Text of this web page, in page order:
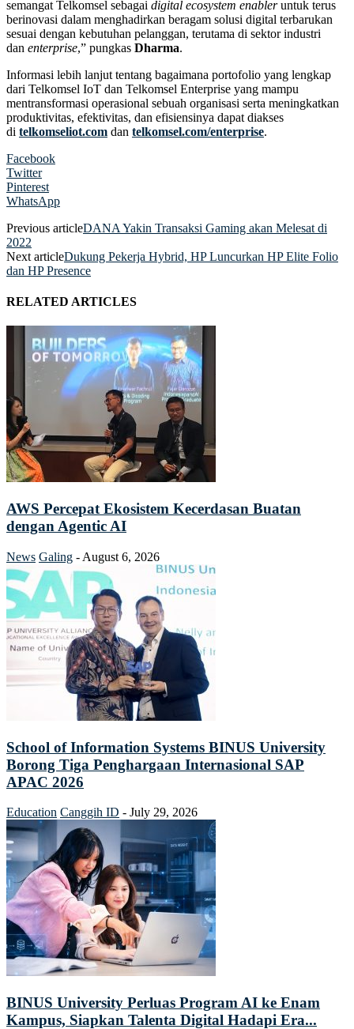
semangat Telkomsel sebagai digital ecosystem enableruntuk terus
berinovasi dalam menghadirkan beragam solusi digital terbarukan
sesuai dengan kebutuhan pelanggan, terutama di sektor industri
dan enterprise,” pungkas Dharma.
Informasi lebih lanjut tentang bagaimana portofolio yang lengkap
dari Telkomsel IoT dan Telkomsel Enterprise yang mampu
mentransformasi operasional sebuah organisasi serta meningkatkan
produktivitas, efektivitas, dan efisiensinya dapat diakses
di telkomseliot.com dan telkomsel.com/enterprise.
Facebook
Twitter
Pinterest
WhatsApp
Previous articleDANA Yakin Transaksi Gaming akan Melesat di
2022
Next articleDukung Pekerja Hybrid, HP Luncurkan HP Elite Folio
dan HP Presence
RELATED ARTICLES
AWS Percepat Ekosistem Kecerdasan Buatan
dengan Agentic AI
News Galing - August 6, 2026
School of Information Systems BINUS University
Borong Tiga Penghargaan Internasional SAP
APAC 2026
Education Canggih ID - July 29, 2026
BINUS University Perluas Program AI ke Enam
Kampus, Siapkan Talenta Digital Hadapi Era...